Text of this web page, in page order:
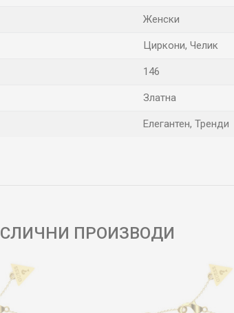
Женски
Циркони, Челик
146
Златна
Елегантен, Тренди
СЛИЧНИ ПРОИЗВОДИ